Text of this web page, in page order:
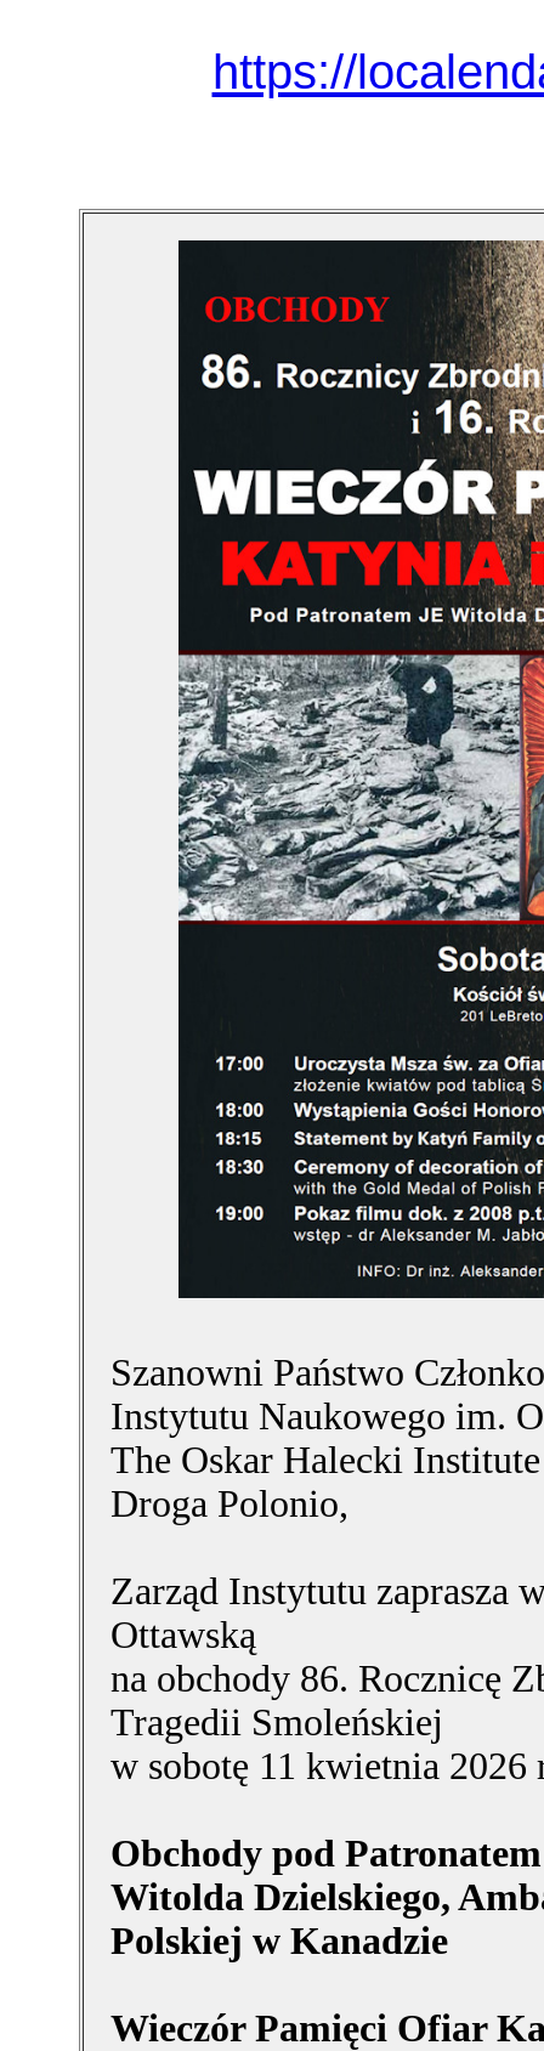
https://
Szanowni Państwo
Instytutu Naukowego im.
The Oskar Halecki
Droga Polonio,
Zarząd Instytutu zaprasza
Ottawską
na obchody 86. Rocznicę
Tragedii Smoleńskiej
w sobotę 11 kwietnia 2026
Obchody pod
Witolda Dzielskiego,
Polskiej w Kanadzie
Wieczór Pamięci Ofiar